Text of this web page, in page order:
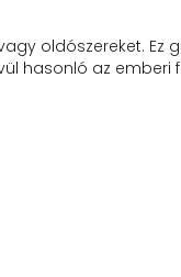
oldószereket. Ez
hasonló az emberi